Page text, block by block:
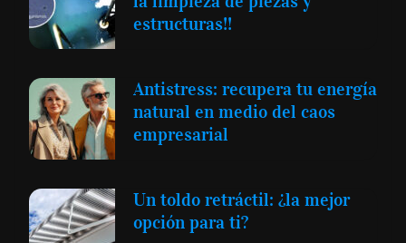
estructuras!!
Antistress: recupera tu energía
natural en medio del caos
empresarial
Un toldo retráctil: ¿la mejor
opción para ti?